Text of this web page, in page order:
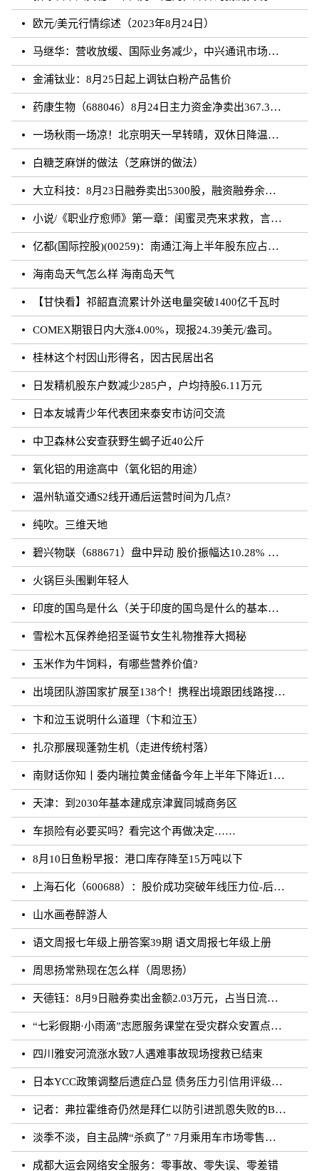
欧元/美元行情综述（2023年8月24日）
马继华：营收放缓、国际业务减少，中兴通讯市场重心向国内靠拢？
金浦钛业：8月25日起上调钛白粉产品售价
药康生物（688046）8月24日主力资金净卖出367.31万元
一场秋雨一场凉！北京明天一早转晴，双休日降温雨再来
白糖芝麻饼的做法（芝麻饼的做法）
大立科技：8月23日融券卖出5300股，融资融券余额7.64亿元
小说/《职业疗愈师》第一章：闺蜜灵壳来求救，言闻雨对付暗灵
亿都(国际控股)(00259)：南通江海上半年股东应占溢利约3.62亿元 同比增加21.01%
海南岛天气怎么样 海南岛天气
【甘快看】祁韶直流累计外送电量突破1400亿千瓦时
COMEX期银日内大涨4.00%，现报24.39美元/盎司。
桂林这个村因山形得名，因古民居出名
日发精机股东户数减少285户，户均持股6.11万元
日本友城青少年代表团来泰安市访问交流
中卫森林公安查获野生蝎子近40公斤
氧化铝的用途高中（氧化铝的用途）
温州轨道交通S2线开通后运营时间为几点?
纯吹。三维天地
碧兴物联（688671）盘中异动 股价振幅达10.28% 跌7.03% 报55.2元（08-23）
火锅巨头围剿年轻人
印度的国鸟是什么（关于印度的国鸟是什么的基本详情介绍）
雪松木瓦保养绝招圣诞节女生礼物推荐大揭秘
玉米作为牛饲料，有哪些营养价值?
出境团队游国家扩展至138个！携程出境跟团线路搜索涨超20倍
卞和泣玉说明什么道理（卞和泣玉）
扎尕那展现蓬勃生机（走进传统村落）
南财话你知丨委内瑞拉黄金储备今年上半年下降近12%，原因何在？广东“织网”记：全面迈入“高铁时代”，轨道沿线隆起大产业带
天津：到2030年基本建成京津冀同城商务区
车损险有必要买吗？看完这个再做决定……
8月10日鱼粉早报：港口库存降至15万吨以下
上海石化（600688）：股价成功突破年线压力位-后市看多（涨）（08-10）
山水画卷醉游人
语文周报七年级上册答案39期 语文周报七年级上册
周思扬常熟现在怎么样（周思扬）
天德钰：8月9日融券卖出金额2.03万元，占当日流出金额的0.41%
“七彩假期·小雨滴”志愿服务课堂在受灾群众安置点开课
四川雅安河流涨水致7人遇难事故现场搜救已结束
日本YCC政策调整后遗症凸显 债务压力引信用评级下调隐忧
记者：弗拉霍维奇仍然是拜仁以防引进凯恩失败的B方案
淡季不淡，自主品牌“杀疯了” 7月乘用车市场零售达177.5万辆
成都大运会网络安全服务：零事故、零失误、零差错